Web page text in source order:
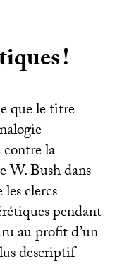
!
que le titre
la
W. Bush dans
clercs
pendant
au profit d’un
descriptif —